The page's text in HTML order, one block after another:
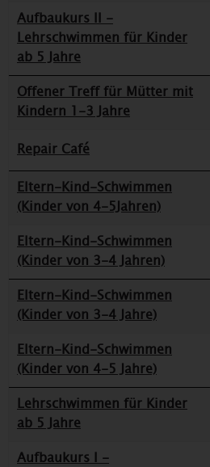
Aufbaukurs II -
Lehrschwimmen für Kinder
ab 5 Jahre
Offener Treff für Mütter mit
Kindern 1-3 Jahre
Repair Café
Eltern-Kind-Schwimmen
(Kinder von 4-5Jahren)
Eltern-Kind-Schwimmen
(Kinder von 3-4 Jahren)
Eltern-Kind-Schwimmen
(Kinder von 3-4 Jahre)
Eltern-Kind-Schwimmen
(Kinder von 4-5 Jahre)
Lehrschwimmen für Kinder
ab 5 Jahre
Aufbaukurs I -